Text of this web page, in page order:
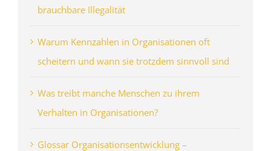
brauchbare Illegalität
Warum Kennzahlen in Organisationen oft
scheitern und wann sie trotzdem sinnvoll sind
Was treibt manche Menschen zu ihrem
Verhalten in Organisationen?
Glossar Organisationsentwicklung –